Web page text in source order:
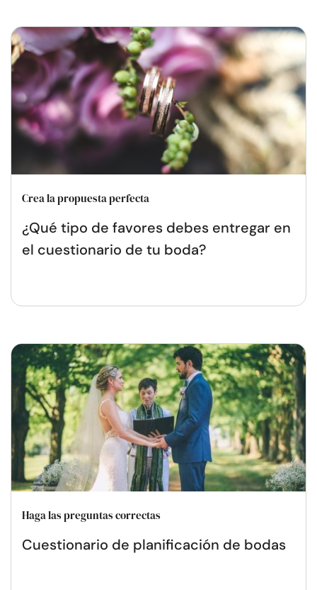
Crea la propuesta perfecta
¿Qué tipo de favores debes entregar en
el cuestionario de tu boda?
Haga las preguntas correctas
Cuestionario de planificación de bodas